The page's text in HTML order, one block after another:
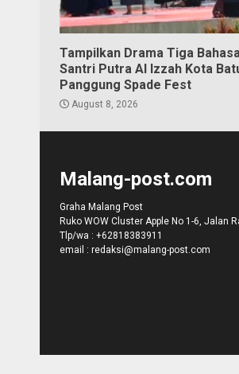
Tampilkan Drama Tiga
Santri Putra Al Izzah Kota
Panggung Spade Fest
August 8, 2026
Malang-post.com
Graha Malang Post
Ruko WOW Cluster Apple No 1-6, Jalan
Tlp/wa : +62818383911
email : redaksi@malang-post.com